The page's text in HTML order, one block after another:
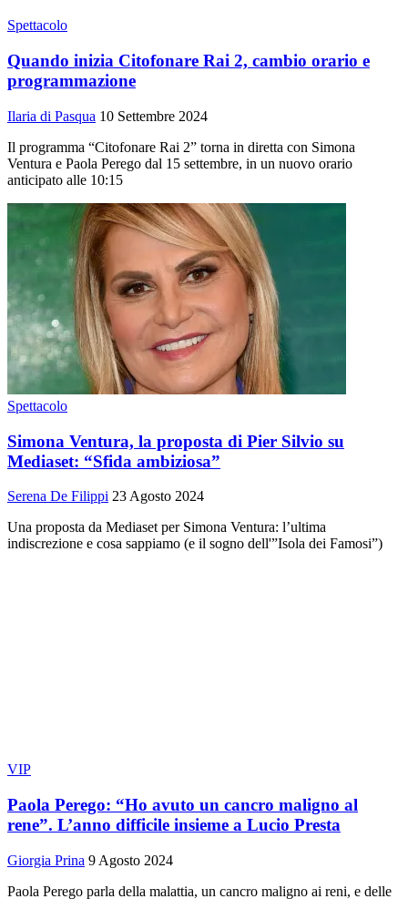
Spettacolo
Quando inizia Citofonare Rai 2, cambio orario e
programmazione
Ilaria di Pasqua 10 Settembre 2024
Il programma “Citofonare Rai 2” torna in diretta con Simona
Ventura e Paola Perego dal 15 settembre, in un nuovo orario
anticipato alle 10:15
Spettacolo
Simona Ventura, la proposta di Pier Silvio su
Mediaset: “Sfida ambiziosa”
Serena De Filippi 23 Agosto 2024
Una proposta da Mediaset per Simona Ventura: l’ultima
indiscrezione e cosa sappiamo (e il sogno dell'”Isola dei Famosi”)
VIP
Paola Perego: “Ho avuto un cancro maligno al
rene”. L’anno difficile insieme a Lucio Presta
Giorgia Prina 9 Agosto 2024
Paola Perego parla della malattia, un cancro maligno ai reni, e delle